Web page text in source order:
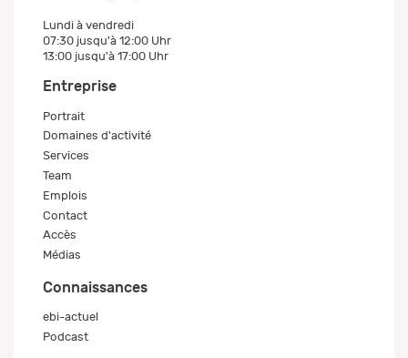
Lundi à vendredi
07:30 jusqu'à 12:00 Uhr
13:00 jusqu'à 17:00 Uhr
Entreprise
Portrait
Domaines d'activité
Services
Team
Emplois
Contact
Accès
Médias
Connaissances
ebi-actuel
Podcast